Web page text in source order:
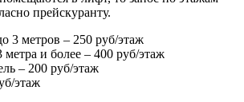
прейскуранту.
3 метров – 250 руб/этаж
и более – 400 руб/этаж
– 200 руб/этаж
этаж